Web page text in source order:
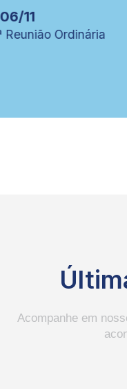
06/11
Reunião Ordinária
Acompanhe em